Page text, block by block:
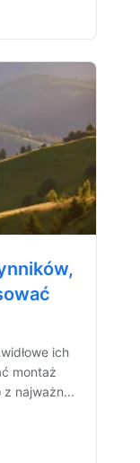
ich
montaż
najważn...